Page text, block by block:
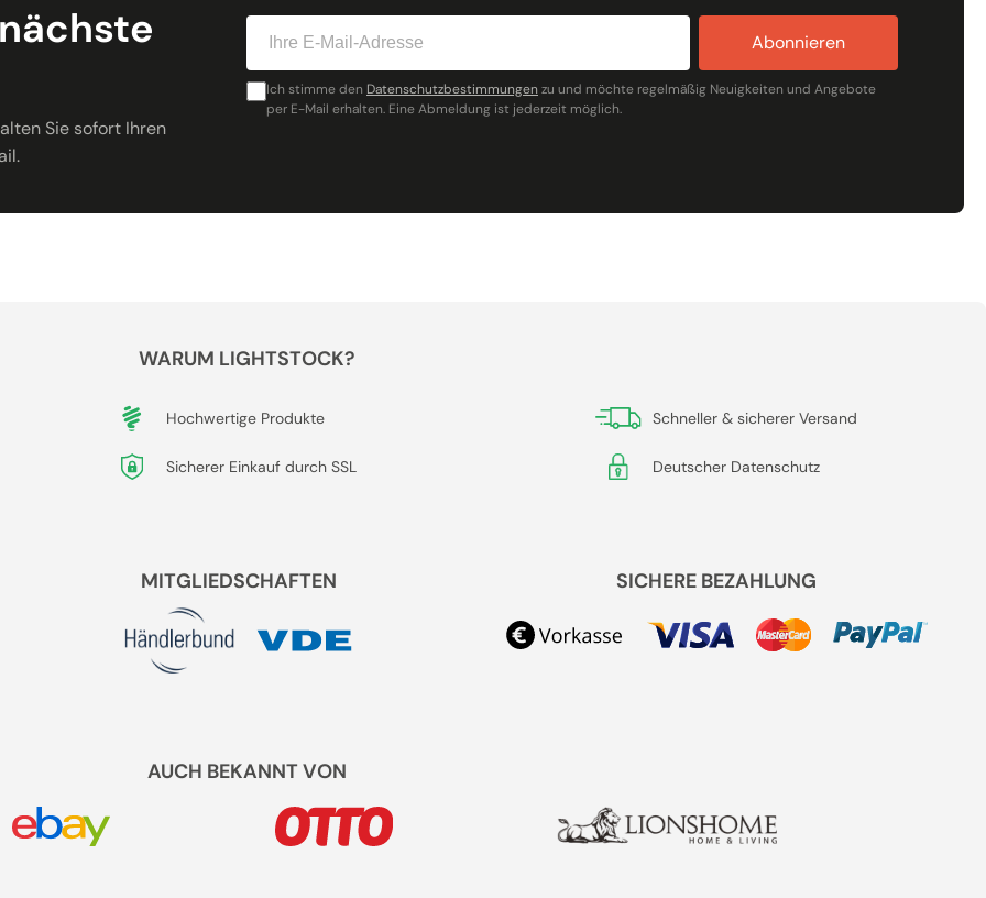
Sie sofort Ihren
Ich stimme den Datenschutzbestimmungenzu und möchte regelmäßig Neuigkeiten und Angebote
per E-Mail erhalten. Eine Abmeldung ist jederzeit möglich.
Abonnieren
WARUM LIGHTSTOCK?
Hochwertige Produkte Schneller & sicherer Versand
Sicherer Einkauf durch SSL Deutscher Datenschutz
MITGLIEDSCHAFTEN SICHERE BEZAHLUNG
AUCH BEKANNT VON